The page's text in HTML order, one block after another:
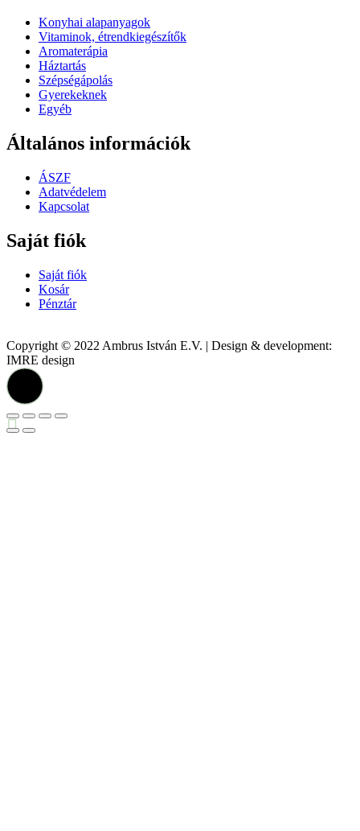
Konyhai alapanyagok
Vitaminok, étrendkiegészítők
Aromaterápia
Háztartás
Szépségápolás
Gyerekeknek
Egyéb
Általános információk
ÁSZF
Adatvédelem
Kapcsolat
Saját fiók
Saját fiók
Kosár
Pénztár
Copyright © 2022 Ambrus István E.V. | Design & development:
IMRE design